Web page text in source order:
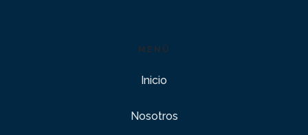
MENÚ
Inicio
Nosotros